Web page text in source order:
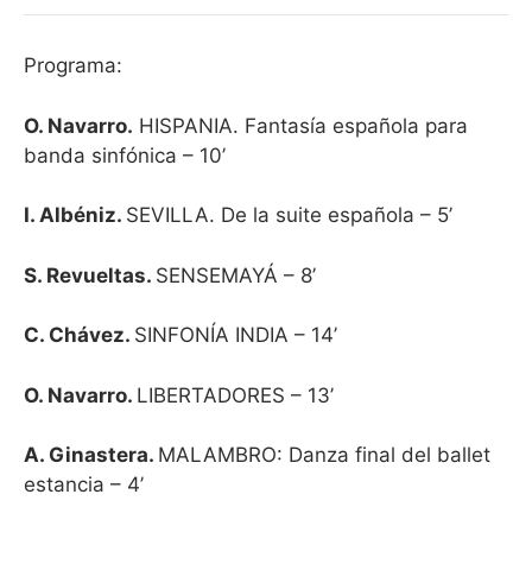
Programa:
O. Navarro. HISPANIA. Fantasía española para
banda sinfónica – 10’
I. Albéniz. SEVILLA. De la suite española – 5’
S. Revueltas. SENSEMAYÁ – 8’
C. Chávez. SINFONÍA INDIA – 14’
O. Navarro. LIBERTADORES – 13’
A. Ginastera. MALAMBRO: Danza final del ballet
estancia – 4’